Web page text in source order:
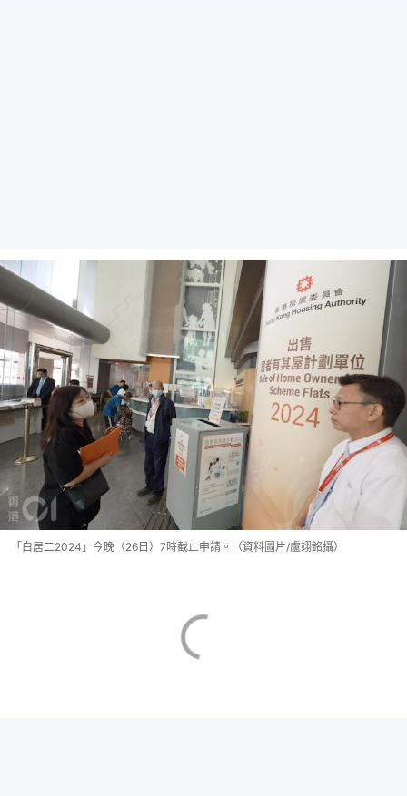
「白居二2024」今晚（26日）7時截止申請。（資料圖片/盧翊銘攝）